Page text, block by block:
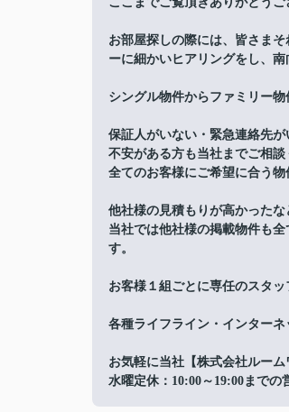
お部屋探しの際には、皆さま
ーに細かいヒアリングをし、
シングル物件からファミリー
保証人がいない・緊急連絡先
不安がある方も当社までご相談
全てのお客様にご希望に合う物
他社様の見積もりが高かったな
当社では他社様の掲載物件も
す。
お客様１組ごとに専任のスタ
各種ライフライン・インター
お気軽に当社【株式会社ルーム
水曜定休：10:00～19:00までの